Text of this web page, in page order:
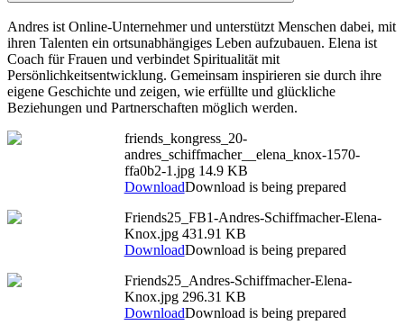
Andres ist Online-Unternehmer und unterstützt Menschen dabei, mit
ihren Talenten ein ortsunabhängiges Leben aufzubauen. Elena ist
Coach für Frauen und verbindet Spiritualität mit
Persönlichkeitsentwicklung. Gemeinsam inspirieren sie durch ihre
eigene Geschichte und zeigen, wie erfüllte und glückliche
Beziehungen und Partnerschaften möglich werden.
friends_kongress_20-
andres_schiffmacher__elena_knox-1570-
ffa0b2-1.jpg 14.9 KB
DownloadDownload is being prepared
Friends25_FB1-Andres-Schiffmacher-Elena-
Knox.jpg 431.91 KB
DownloadDownload is being prepared
Friends25_Andres-Schiffmacher-Elena-
Knox.jpg 296.31 KB
DownloadDownload is being prepared